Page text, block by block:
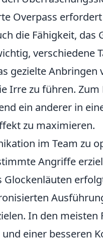
Overpass
die Fähigkeit, das
verschiedene
gezielte Anbringen
Irre zu führen. Zum
ein anderer in
zu maximieren.
im Team zu
Angriffe
In den meisten
einer besseren